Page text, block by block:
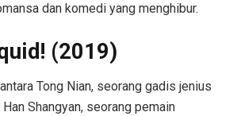
dan komedi yang menghibur.
(2019)
Tong Nian, seorang gadis jenius
Shangyan, seorang pemain